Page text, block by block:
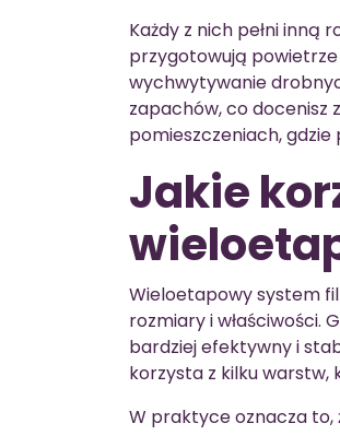
Każdy z nich pełni
przygotowują powietrze
wychwytywanie
zapachów, co docenisz
pomieszczeniach, gdzie
Jakie
Wieloetapowy system
rozmiary i właściwości.
bardziej efektywny i
korzysta z kilku warstw,
W praktyce oznacza to,